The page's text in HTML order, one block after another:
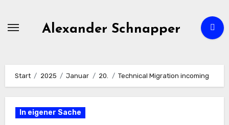
Alexander Schnapper
Start 2025 Januar 20. Technical Migration incoming
In eigener Sache